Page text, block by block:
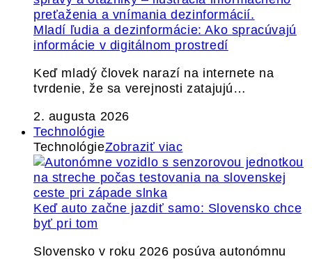
Mladí ľudia a dezinformácie: Ako spracúvajú
informácie v digitálnom prostredí
Keď mladý človek narazí na internete na
tvrdenie, že sa verejnosti zatajujú…
2. augusta 2026
Technológie
TechnológieZobraziť viac
Keď auto začne jazdiť samo: Slovensko chce
byť pri tom
Slovensko v roku 2026 posúva autonómnu